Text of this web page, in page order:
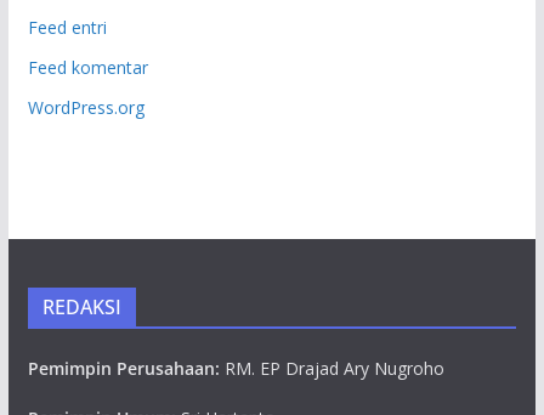
Feed entri
Feed komentar
WordPress.org
REDAKSI
Pemimpin Perusahaan: RM. EP Drajad Ary Nugroho